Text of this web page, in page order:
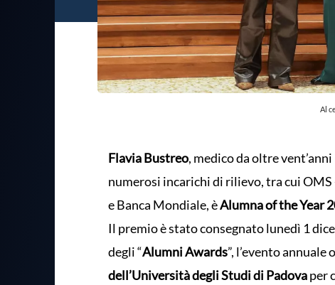
Al
Flavia Bustreo, medico da oltre
numerosi incarichi di rilievo, tra cui
e Banca Mondiale, èAlumna of the Year
Il premio è stato consegnato lunedì 1
degli “Alumni Awards”, l’evento annuale
dell’Università degli Studi di Padovaper